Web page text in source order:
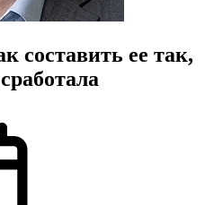
ее так,